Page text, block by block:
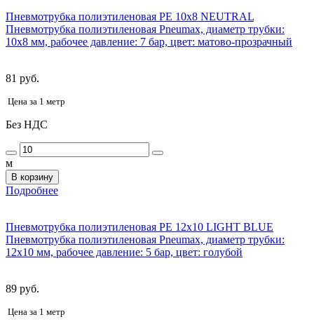
Пневмотрубка полиэтиленовая PE 10x8 NEUTRAL
Пневмотрубка полиэтиленовая Pneumax, диаметр трубки:
10х8 мм, рабочее давление: 7 бар, цвет: матово-прозрачный
81 руб.
Цена за 1 метр
Без НДС
м
В корзину
Подробнее
Пневмотрубка полиэтиленовая PE 12x10 LIGHT BLUE
Пневмотрубка полиэтиленовая Pneumax, диаметр трубки:
12x10 мм, рабочее давление: 5 бар, цвет: голубой
89 руб.
Цена за 1 метр